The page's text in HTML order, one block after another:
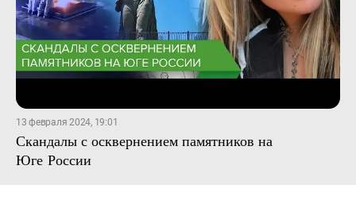
13 февраля 2024, 19:01
Скандалы с осквернением памятников на
Юге России